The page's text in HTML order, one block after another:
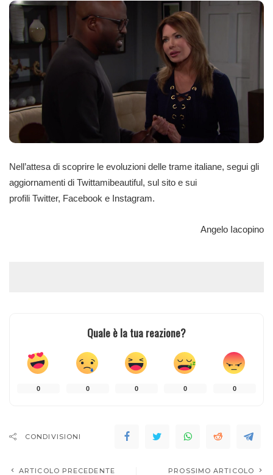
Nell’attesa di scoprire le evoluzioni delle trame italiane, segui gli
aggiornamenti di Twittamibeautiful, sul sito e sui
profili Twitter, Facebook e Instagram.
Angelo Iacopino
Quale è la tua reazione?
0 0 0 0 0
CONDIVISIONI
ARTICOLO PRECEDENTE PROSSIMO ARTICOLO